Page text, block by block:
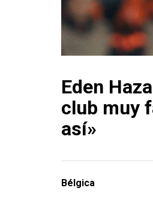
Eden
club muy
así»
Bélgica